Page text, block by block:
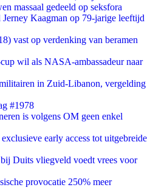
massaal gedeeld op seksfora
Kaagman op 79-jarige leeftijd
vast op verdenking van beramen
wil als NASA-ambassadeur naar
in Zuid-Libanon, vergelding
#1978
is volgens OM geen enkel
early access tot uitgebreide
Duits vliegveld voedt vrees voor
provocatie 250% meer